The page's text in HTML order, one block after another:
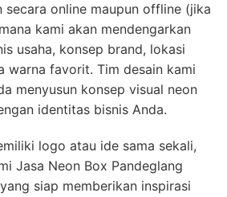
secara online maupun offline (jika
kami akan mendengarkan
usaha, konsep brand, lokasi
warna favorit. Tim desain kami
menyusun konsep visual neon
identitas bisnis Anda.
logo atau ide sama sekali,
Jasa Neon Box Pandeglang
siap memberikan inspirasi